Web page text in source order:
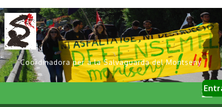
Vés
al
contingut
Coordinadora per a la Salvaguarda del Montseny
User